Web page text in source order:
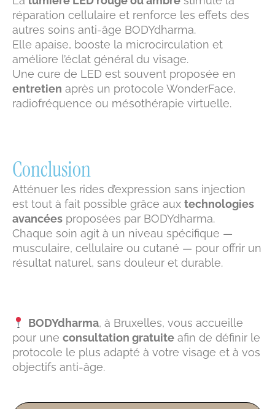
réparation cellulaire et renforce les effets des
autres soins anti-âge BODYdharma.
Elle apaise, booste la microcirculation et
améliore l’éclat général du visage.
Une cure de LED est souvent proposée en
entretien après un protocole WonderFace,
radiofréquence ou mésothérapie virtuelle.
Conclusion
Atténuer les rides d’expression sans injection
est tout à fait possible grâce aux technologies
avancées proposées par BODYdharma.
Chaque soin agit à un niveau spécifique —
musculaire, cellulaire ou cutané — pour offrir un
résultat naturel, sans douleur et durable.
BODYdharma, à Bruxelles, vous accueille
pour une consultation gratuite afin de définir le
protocole le plus adapté à votre visage et à vos
objectifs anti-âge.